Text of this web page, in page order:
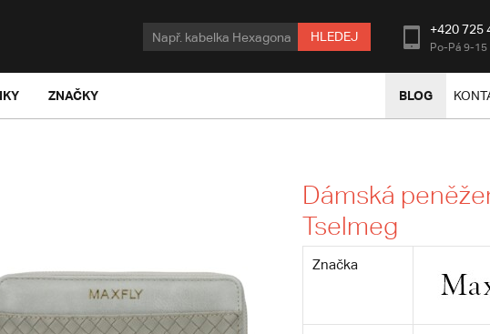
HLEDEJ +420 725
Po-Pá 9-15
ZNAČKY BLOG
Dámská
Tselmeg
Značka